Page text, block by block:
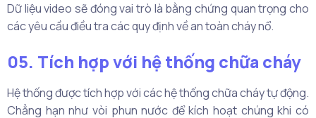
Dữ liệu video sẽ đóng vai trò là bằng chứng quan trọng cho
các yêu cầu điều tra các quy định về an toàn cháy nổ.
05. Tích hợp với hệ thống chữa cháy
Hệ thống được tích hợp với các hệ thống chữa cháy tự động.
Chẳng hạn như vòi phun nước để kích hoạt chúng khi có